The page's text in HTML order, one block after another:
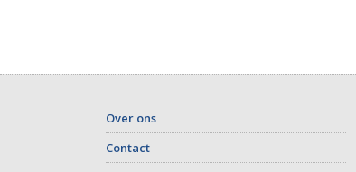
Over ons
Contact